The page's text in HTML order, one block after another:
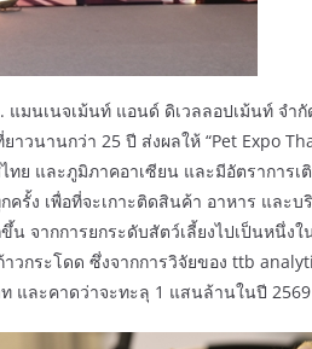
มนเนจเม้นท์ แอนด์ ดิเวลลอปเม้นท์ จำกั
าวนานกว่า 25 ปี ส่งผลให้ “Pet Expo
ย และภูมิภาคอาเซียน และมีอัตราการเ
รั้ง เพื่อที่จะเกาะติดสินค้า อาหาร และบ
น จากการยกระดับสัตว์เลี้ยงไปเป็นหนึ่ง
วกระโดด ซึ่งจากการวิจัยของ ttb
และคาดว่าจะทะลุ 1 แสนล้านในปี 2569